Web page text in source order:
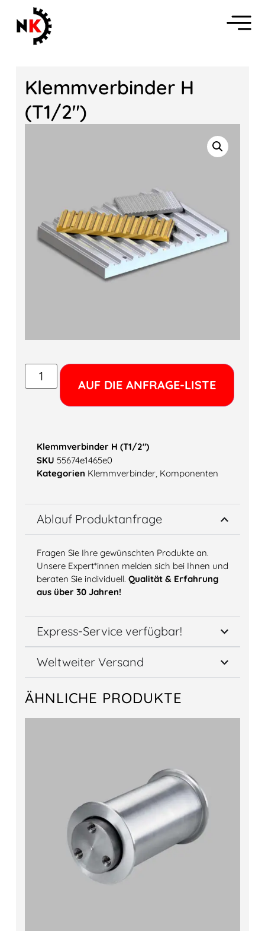
Klemmverbinder H
(T1/2″)
AUF DIE ANFRAGE-LISTE
Klemmverbinder H (T1/2″)
SKU 55674e1465e0
Kategorien Klemmverbinder, Komponenten
Ablauf Produktanfrage
Fragen Sie Ihre gewünschten Produkte an.
Unsere Expert*innen melden sich bei Ihnen und
beraten Sie individuell. Qualität & Erfahrung
aus über 30 Jahren!
Express-Service verfügbar!
Weltweiter Versand
ÄHNLICHE PRODUKTE